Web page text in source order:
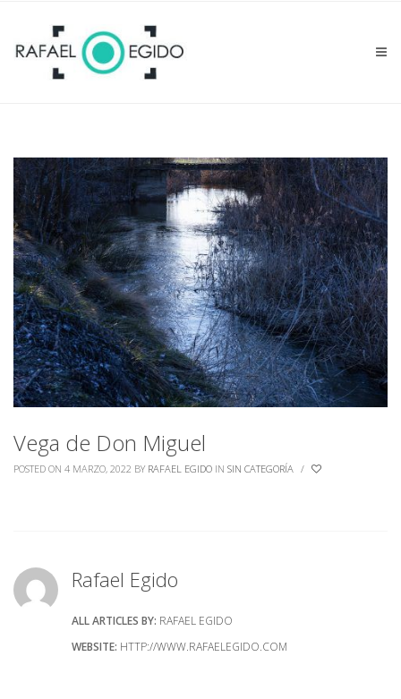
Vega de Don Miguel
POSTED ON 4 MARZO, 2022 BY RAFAEL EGIDO IN SIN CATEGORÍA /
Rafael Egido
ALL ARTICLES BY: RAFAEL EGIDO
WEBSITE: HTTP://WWW.RAFAELEGIDO.COM